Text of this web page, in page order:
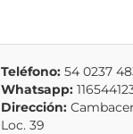
Teléfono: 54 0237
Whatsapp:
Dirección:
Loc. 39